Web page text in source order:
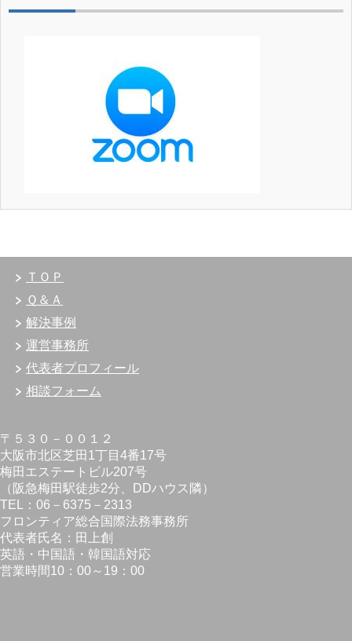
ＴＯＰ
Ｑ＆Ａ
解決事例
運営事務所
代表者プロフィール
相談フォーム
〒５３０－００１２
大阪市北区芝田1丁目4番17号
梅田エステートビル207号
（阪急梅田駅徒歩2分、DDハウス隣）
TEL：06－6375－2313
フロンティア総合国際法務事務所
代表者氏名：田上創
英語・中国語・韓国語対応
営業時間10：00～19：00